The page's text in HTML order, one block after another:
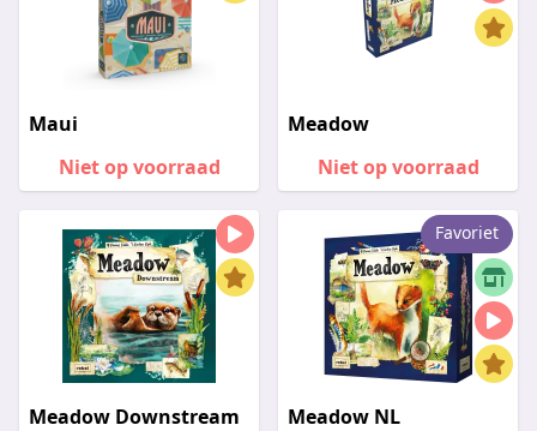
Maui
Niet op voorraad
Meadow
Niet op voorraad
Meadow Downstream
Favoriet
Meadow NL